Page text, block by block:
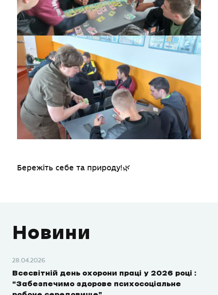
Бережіть себе та природу!🌿
Новини
28.04.2026
Всесвітній день охорони праці у 2026 році :
“Забезпечимо здорове психосоціальне